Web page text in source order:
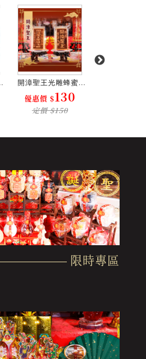
開漳聖王光雕蜂蜜...
優惠價 $130
定價 $150
限時專區